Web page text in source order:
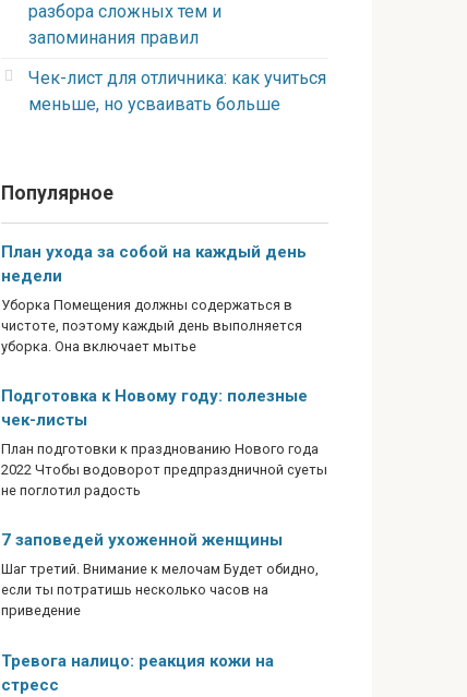
разбора сложных тем и
запоминания правил
Чек-лист для отличника: как учиться
меньше, но усваивать больше
Популярное
План ухода за собой на каждый день
недели
Уборка Помещения должны содержаться в
чистоте, поэтому каждый день выполняется
уборка. Она включает мытье
Подготовка к Новому году: полезные
чек-листы
План подготовки к празднованию Нового года
2022 Чтобы водоворот предпраздничной суеты
не поглотил радость
7 заповедей ухоженной женщины
Шаг третий. Внимание к мелочам Будет обидно,
если ты потратишь несколько часов на
приведение
Тревога налицо: реакция кожи на
стресс